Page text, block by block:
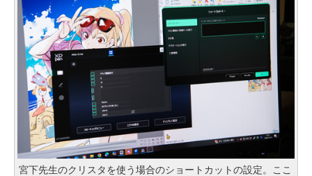
宮下先生のクリスタを使う場合のショートカットの設定。ここ